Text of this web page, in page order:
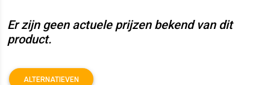
Er zijn geen actuele prijzen bekend van dit
product.
ALTERNATIEVEN